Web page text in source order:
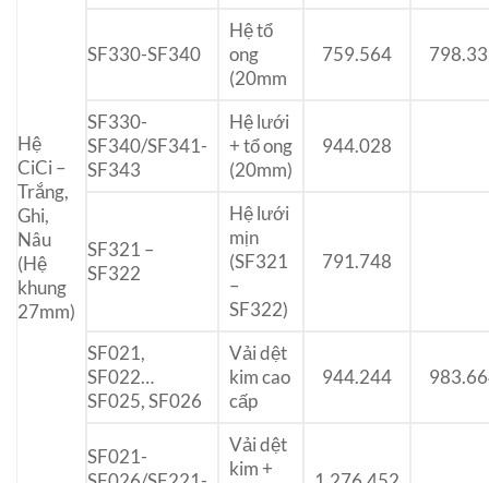
Hệ
CiCi –
Trắng,
Ghi,
Nâu
(Hệ
khung
27mm)
SF330-SF340
Hệ tổ
ong
(20mm
759.564
SF330-
SF340/SF341-
SF343
Hệ lưới
+ tổ ong
(20mm)
944.028
SF321 –
SF322
Hệ lưới
mịn
(SF321
–
SF322)
791.748
SF021,
SF022…
SF025, SF026
Vải dệt
kim cao
cấp
944.244
SF021-
Vải dệt
kim +